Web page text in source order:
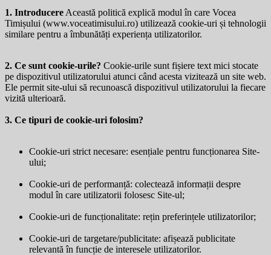
1. Introducere Această politică explică modul în care Vocea
Timișului (www.voceatimisului.ro) utilizează cookie-uri și tehnologii
similare pentru a îmbunătăți experiența utilizatorilor.
2. Ce sunt cookie-urile? Cookie-urile sunt fișiere text mici stocate
pe dispozitivul utilizatorului atunci când acesta vizitează un site web.
Ele permit site-ului să recunoască dispozitivul utilizatorului la fiecare
vizită ulterioară.
3. Ce tipuri de cookie-uri folosim?
Cookie-uri strict necesare: esențiale pentru funcționarea Site-
ului;
Cookie-uri de performanță: colectează informații despre
modul în care utilizatorii folosesc Site-ul;
Cookie-uri de funcționalitate: rețin preferințele utilizatorilor;
Cookie-uri de targetare/publicitate: afișează publicitate
relevantă în funcție de interesele utilizatorilor.